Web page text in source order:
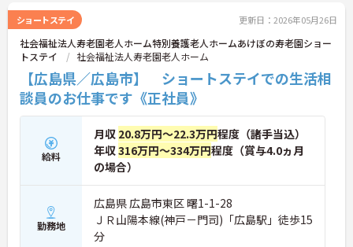
ショートステイ 更新日：2026年05月26日
社会福祉法人寿老園老人ホーム特別養護老人ホームあけぼの寿老園ショー
トステイ
社会福祉法人寿老園老人ホーム
【広島県／広島市】 ショートステイでの生活相
談員のお仕事です《正社員》
給料
月収 20.8万円～22.3万円程度（諸手当込）
年収316万円～334万円程度（賞与4.0ヵ月
の場合）
勤務地
広島県 広島市東区 曙1-1-28
ＪＲ山陽本線(神戸－門司)「広島駅」徒歩15
分